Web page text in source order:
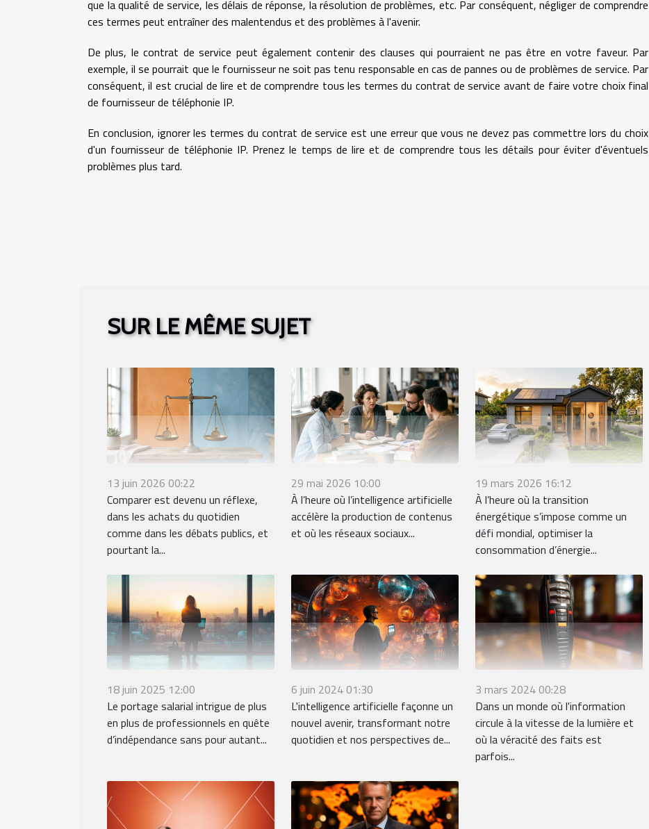
que la qualité de service, les délais de réponse, la résolution de problèmes, etc. Par conséquent, négliger de comprendre
ces termes peut entraîner des malentendus et des problèmes à l'avenir.
De plus, le contrat de service peut également contenir des clauses qui pourraient ne pas être en votre faveur. Par
exemple, il se pourrait que le fournisseur ne soit pas tenu responsable en cas de pannes ou de problèmes de service. Par
conséquent, il est crucial de lire et de comprendre tous les termes du contrat de service avant de faire votre choix final
de fournisseur de téléphonie IP.
En conclusion, ignorer les termes du contrat de service est une erreur que vous ne devez pas commettre lors du choix
d'un fournisseur de téléphonie IP. Prenez le temps de lire et de comprendre tous les détails pour éviter d'éventuels
problèmes plus tard.
SUR LE MÊME SUJET
13 juin 2026 00:22
Comparer est devenu un réflexe,
dans les achats du quotidien
comme dans les débats publics, et
pourtant la...
29 mai 2026 10:00
À l’heure où l’intelligence artificielle
accélère la production de contenus
et où les réseaux sociaux...
19 mars 2026 16:12
À l’heure où la transition
énergétique s’impose comme un
défi mondial, optimiser la
consommation d’énergie...
18 juin 2025 12:00
Le portage salarial intrigue de plus
en plus de professionnels en quête
d’indépendance sans pour autant...
6 juin 2024 01:30
L'intelligence artificielle façonne un
nouvel avenir, transformant notre
quotidien et nos perspectives de...
3 mars 2024 00:28
Dans un monde où l'information
circule à la vitesse de la lumière et
où la véracité des faits est
parfois...